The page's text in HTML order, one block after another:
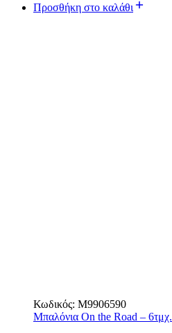
Προσθήκη στο καλάθι
Κωδικός: M9906590
Μπαλόνια On the Road – 6τμχ.